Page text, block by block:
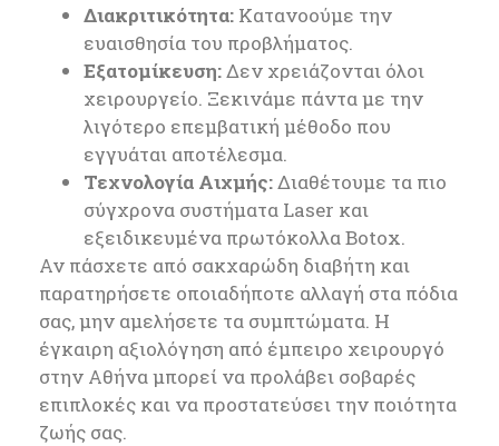
Διακριτικότητα: Κατανοούμε την
ευαισθησία του προβλήματος.
Εξατομίκευση:Δεν χρειάζονται όλοι
χειρουργείο. Ξεκινάμε πάντα με την
λιγότερο επεμβατική μέθοδο που
εγγυάται αποτέλεσμα.
Τεχνολογία Αιχμής:Διαθέτουμε τα πιο
σύγχρονα συστήματα Laser και
εξειδικευμένα πρωτόκολλα Botox.
Αν πάσχετε από σακχαρώδη διαβήτη και
παρατηρήσετε οποιαδήποτε αλλαγή στα πόδια
σας, μην αμελήσετε τα συμπτώματα. Η
έγκαιρη αξιολόγηση από έμπειρο χειρουργό
στην Αθήνα μπορεί να προλάβει σοβαρές
επιπλοκές και να προστατεύσει την ποιότητα
ζωής σας.